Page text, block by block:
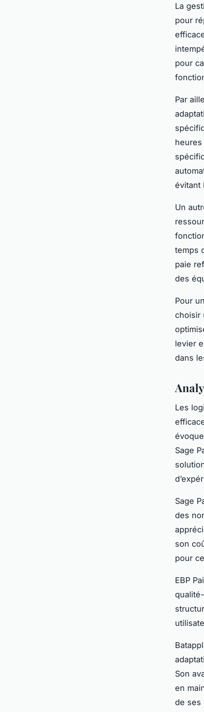
La
pour
pour
Par
évitant
Un
temps
paie
des
Pour
choisir
levier
dans
Les
Sage
Sage
des
son
pour
EBP
Son
en
de ses